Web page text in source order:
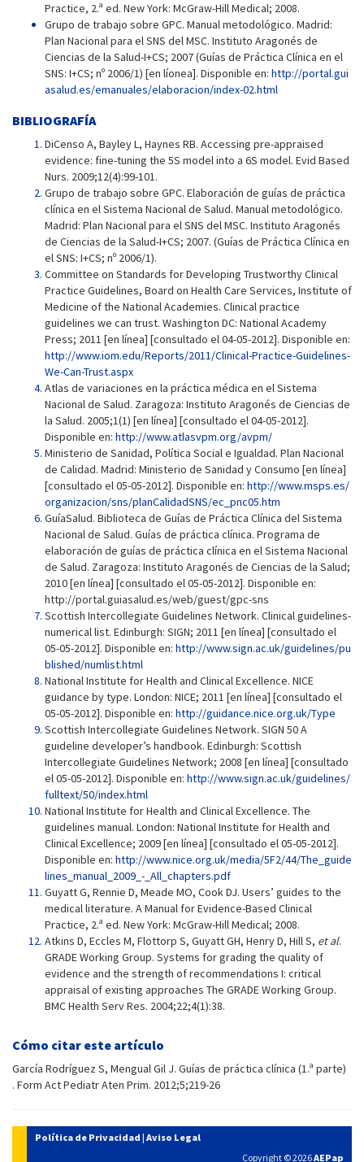
Practice, 2.ª ed. New York: McGraw-Hill Medical; 2008.
Grupo de trabajo sobre GPC. Manual metodológico. Madrid:
Plan Nacional para el SNS del MSC. Instituto Aragonés de
Ciencias de la Salud-I+CS; 2007 (Guías de Práctica Clínica en el
SNS: I+CS; nº 2006/1) [en líonea]. Disponible en: http://portal.gui
asalud.es/emanuales/elaboracion/index-02.html
BIBLIOGRAFÍA
DiCenso A, Bayley L, Haynes RB. Accessing pre-appraised
evidence: fine-tuning the 5S model into a 6S model. Evid Based
Nurs. 2009;12(4):99-101.
Grupo de trabajo sobre GPC. Elaboración de guías de práctica
clínica en el Sistema Nacional de Salud. Manual metodológico.
Madrid: Plan Nacional para el SNS del MSC. Instituto Aragonés
de Ciencias de la Salud-I+CS; 2007. (Guías de Práctica Clínica en
el SNS: I+CS; nº 2006/1).
Committee on Standards for Developing Trustworthy Clinical
Practice Guidelines, Board on Health Care Services, Institute of
Medicine of the National Academies. Clinical practice
guidelines we can trust. Washington DC: National Academy
Press; 2011 [en línea] [consultado el 04-05-2012]. Disponible en:
http://www.iom.edu/Reports/2011/Clinical-Practice-Guidelines-
We-Can-Trust.aspx
Atlas de variaciones en la práctica médica en el Sistema
Nacional de Salud. Zaragoza: Instituto Aragonés de Ciencias de
la Salud. 2005;1(1) [en línea] [consultado el 04-05-2012].
Disponible en: http://www.atlasvpm.org/avpm/
Ministerio de Sanidad, Política Social e Igualdad. Plan Nacional
de Calidad. Madrid: Ministerio de Sanidad y Consumo [en línea]
[consultado el 05-05-2012]. Disponible en: http://www.msps.es/
organizacion/sns/planCalidadSNS/ec_pnc05.htm
GuíaSalud. Biblioteca de Guías de Práctica Clínica del Sistema
Nacional de Salud. Guías de práctica clínica. Programa de
elaboración de guías de práctica clínica en el Sistema Nacional
de Salud. Zaragoza: Instituto Aragonés de Ciencias de la Salud;
2010 [en línea] [consultado el 05-05-2012]. Disponible en:
http://portal.guiasalud.es/web/guest/gpc-sns
Scottish Intercollegiate Guidelines Network. Clinical guidelines-
numerical list. Edinburgh: SIGN; 2011 [en línea] [consultado el
05-05-2012]. Disponible en: http://www.sign.ac.uk/guidelines/pu
blished/numlist.html
National Institute for Health and Clinical Excellence. NICE
guidance by type. London: NICE; 2011 [en línea] [consultado el
05-05-2012]. Disponible en: http://guidance.nice.org.uk/Type
Scottish Intercollegiate Guidelines Network. SIGN 50 A
guideline developer’s handbook. Edinburgh: Scottish
Intercollegiate Guidelines Network; 2008 [en línea] [consultado
el 05-05-2012]. Disponible en: http://www.sign.ac.uk/guidelines/
fulltext/50/index.html
National Institute for Health and Clinical Excellence. The
guidelines manual. London: National Institute for Health and
Clinical Excellence; 2009 [en línea] [consultado el 05-05-2012].
Disponible en: http://www.nice.org.uk/media/5F2/44/The_guide
lines_manual_2009_-_All_chapters.pdf
Guyatt G, Rennie D, Meade MO, Cook DJ. Users’ guides to the
medical literature. A Manual for Evidence-Based Clinical
Practice, 2.ª ed. New York: McGraw-Hill Medical; 2008.
Atkins D, Eccles M, Flottorp S, Guyatt GH, Henry D, Hill S, et al.
GRADE Working Group. Systems for grading the quality of
evidence and the strength of recommendations I: critical
appraisal of existing approaches The GRADE Working Group.
BMC Health Serv Res. 2004;22;4(1):38.
Cómo citar este artículo
García Rodríguez S, Mengual Gil J. Guías de práctica clínica (1.ª parte)
. Form Act Pediatr Aten Prim. 2012;5;219-26
Política de Privacidad | Aviso Legal
Copyright © 2026AEPap